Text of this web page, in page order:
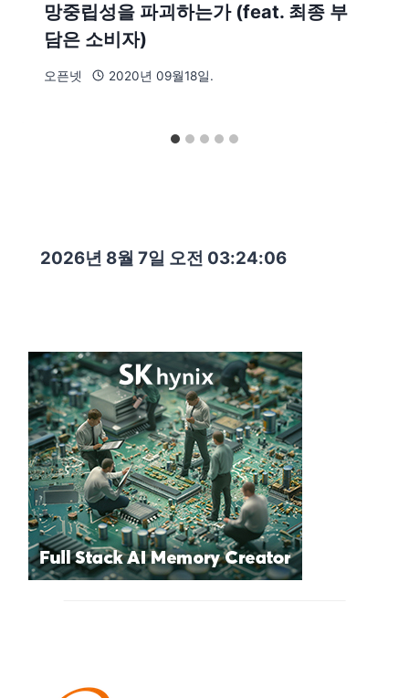
망중립성을 파괴하는가 (feat. 최종 부
담은 소비자)
오픈넷 2020년 09월18일.
2026년 8월 7일 오전 03:24:07